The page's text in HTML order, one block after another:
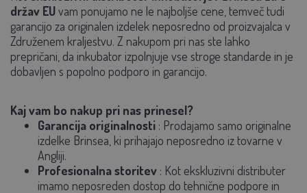
držav EUvam ponujamo ne le najboljše cene, temveč tudi
garancijo za originalen izdelek neposredno od proizvajalca v
Združenem kraljestvu. Z nakupom pri nas ste lahko
prepričani, da inkubator izpolnjuje vse stroge standarde in je
dobavljen s popolno podporo in garancijo.
Kaj vam bo nakup pri nas prinesel?
Garancija originalnosti : Prodajamo samo originalne
izdelke Brinsea, ki prihajajo neposredno iz tovarne v
Angliji.
Profesionalna storitev : Kot ekskluzivni distributer
imamo neposreden dostop do tehnične podpore in